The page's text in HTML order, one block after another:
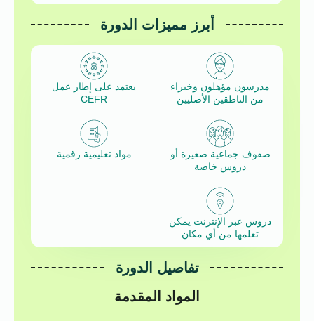
أبرز مميزات الدورة
مدرسون مؤهلون وخبراء
من الناطقين الأصليين
يعتمد على إطار عمل
CEFR
صفوف جماعية صغيرة أو
دروس خاصة
مواد تعليمية رقمية
دروس عبر الإنترنت يمكن
تعلمها من أي مكان
تفاصيل الدورة
المواد المقدمة